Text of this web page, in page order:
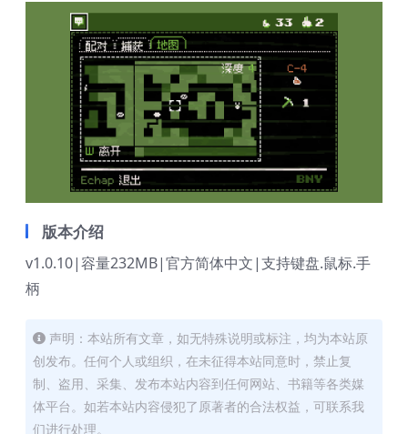
版本介绍
v1.0.10|容量232MB|官方简体中文|支持键盘.鼠标.手
柄
声明：本站所有文章，如无特殊说明或标注，均为本站原
创发布。任何个人或组织，在未征得本站同意时，禁止复
制、盗用、采集、发布本站内容到任何网站、书籍等各类媒
体平台。如若本站内容侵犯了原著者的合法权益，可联系我
们进行处理。